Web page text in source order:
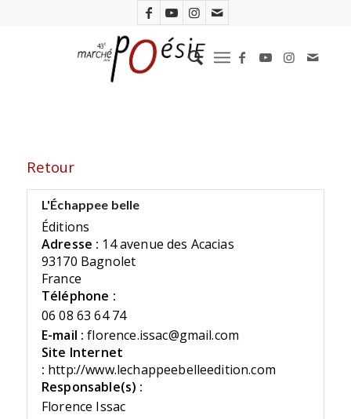
Retour
L'Échappee belle
Éditions
Adresse : 14 avenue des Acacias
93170 Bagnolet
France
Téléphone :
06 08 63 64 74
E-mail : florence.issac@gmail.com
Site Internet
: http://www.lechappeebelleedition.com
Responsable(s) :
Florence Issac